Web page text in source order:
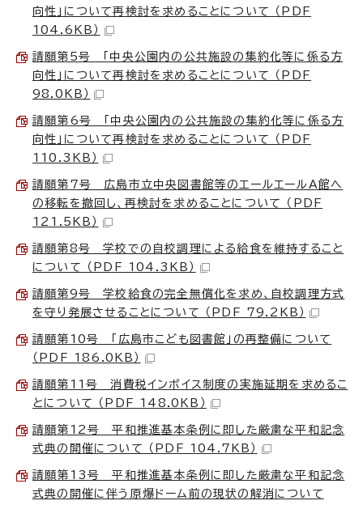
向性」について再検討を求めることについて （PDF
104.6KB）
請願第5号 「中央公園内の公共施設の集約化等に係る方
向性」について再検討を求めることについて （PDF
98.0KB）
請願第6号 「中央公園内の公共施設の集約化等に係る方
向性」について再検討を求めることについて （PDF
110.3KB）
請願第7号 広島市立中央図書館等のエールエールA館へ
の移転を撤回し、再検討を求めることについて （PDF
121.5KB）
請願第8号 学校での自校調理による給食を維持すること
について （PDF 104.3KB）
請願第9号 学校給食の完全無償化を求め、自校調理方式
を守り発展させることについて （PDF 79.2KB）
請願第10号 「広島市こども図書館」の再整備について
（PDF 186.0KB）
請願第11号 消費税インボイス制度の実施延期を求めるこ
とについて （PDF 148.0KB）
請願第12号 平和推進基本条例に即した厳粛な平和記念
式典の開催について （PDF 104.7KB）
請願第13号 平和推進基本条例に即した厳粛な平和記念
式典の開催に伴う原爆ドーム前の現状の解消について